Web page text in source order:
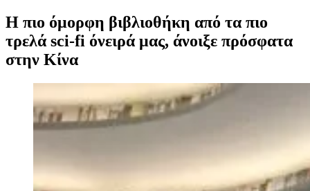
Η πιο όμορφη βιβλιοθήκη από τα πιο
τρελά sci-fi όνειρά μας, άνοιξε πρόσφατα
στην Κίνα